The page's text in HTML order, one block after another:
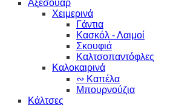
Αξεσουάρ
Χειμερινά
Γάντια
Κασκόλ - Λαιμοί
Σκουφιά
Καλτσοπαντόφλες
Καλοκαιρινά
∾ Καπέλα
Μπουρνούζια
Κάλτσες